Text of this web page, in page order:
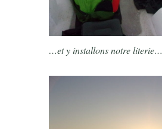
…et y installons notre literie…